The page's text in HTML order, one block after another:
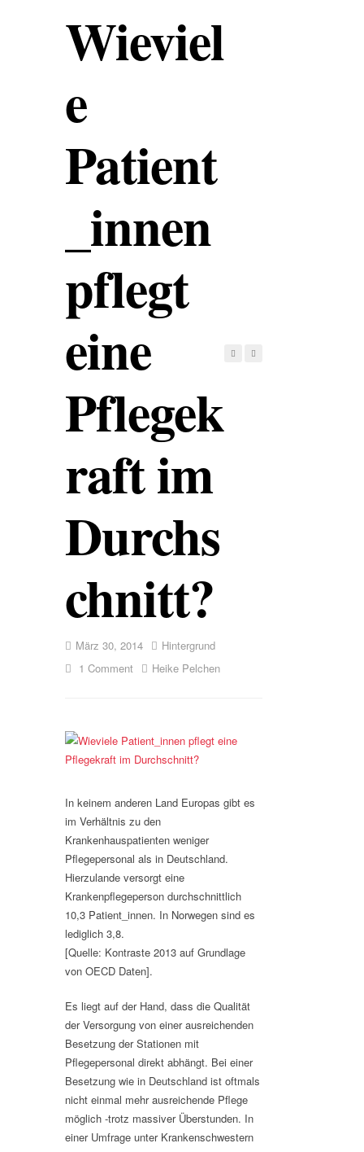
Wieviel
e
Patient
_innen
pflegt
eine
Pflegek
raft im
Durchs
chnitt?
März 30, 2014
Hintergrund
1 Comment
Heike Pelchen
In keinem anderen Land Europas gibt es
im Verhältnis zu den
Krankenhauspatienten weniger
Pflegepersonal als in Deutschland.
Hierzulande versorgt eine
Krankenpflegeperson durchschnittlich
10,3 Patient_innen. In Norwegen sind es
lediglich 3,8.
[Quelle: Kontraste 2013 auf Grundlage
von OECD Daten].
Es liegt auf der Hand, dass die Qualität
der Versorgung von einer ausreichenden
Besetzung der Stationen mit
Pflegepersonal direkt abhängt. Bei einer
Besetzung wie in Deutschland ist oftmals
nicht einmal mehr ausreichende Pflege
möglich -trotz massiver Überstunden. In
einer Umfrage unter Krankenschwestern